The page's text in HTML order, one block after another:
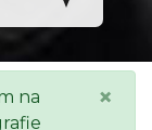
na
×